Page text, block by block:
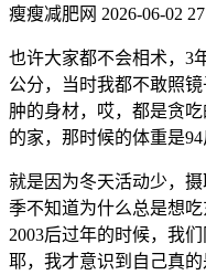
瘦瘦减肥网 2026-06-02
也许大家都不会相术，3
公分，当时我都不敢照
肿的身材，哎，都是贪
的家，那时候的体重是
就是因为冬天活动少，
季不知道为什么总是想
2003后过年的时候，我
耶，我才意识到自己真